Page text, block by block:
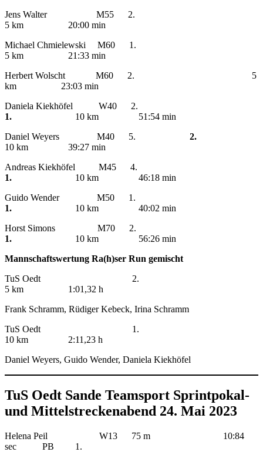
Jens Walter M55 2.
5 km 20:00 min
Michael Chmielewski M60 1.
5 km 21:33 min
Herbert Wolscht M60 2. 5
km 23:03 min
Daniela Kiekhöfel W40 2.
1. 10 km 51:54 min
Daniel Weyers M40 5. 2.
10 km 39:27 min
Andreas Kiekhöfel M45 4.
1. 10 km 46:18 min
Guido Wender M50 1.
1. 10 km 40:02 min
Horst Simons M70 2.
1. 10 km 56:26 min
Mannschaftswertung Ra(h)ser Run gemischt
TuS Oedt 2.
5 km 1:01,32 h
Frank Schramm, Rüdiger Kebeck, Irina Schramm
TuS Oedt 1.
10 km 2:11,23 h
Daniel Weyers, Guido Wender, Daniela Kiekhöfel
TuS Oedt Sande Teamsport Sprintpokal-
und Mittelstreckenabend 24. Mai 2023
Helena Peil W13 75 m 10:84
sec PB 1.